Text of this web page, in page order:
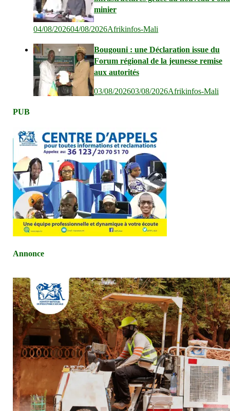
minier
04/08/202604/08/2026Afrikinfos-Mali
Bougouni : une Déclaration issue du
Forum régional de la jeunesse remise
aux autorités
03/08/202603/08/2026Afrikinfos-Mali
PUB
Annonce